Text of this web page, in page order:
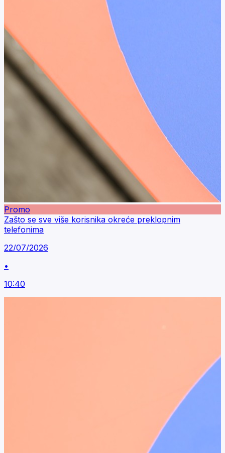
Promo
Zašto se sve više korisnika okreće preklopnim
telefonima
22/07/2026
•
10:40